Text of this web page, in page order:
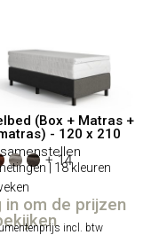
(Box + Matras +
- 120 x 210
+ 14
| 18 kleuren
in om de prijzen
incl. btw